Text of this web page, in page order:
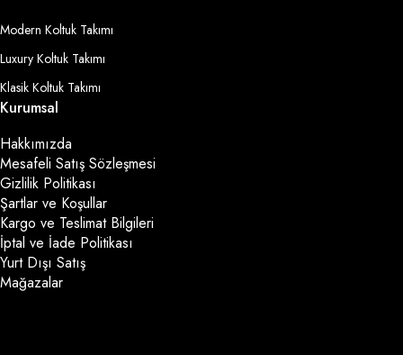
Modern Koltuk Takımı
Luxury Koltuk Takımı
Klasik Koltuk Takımı
Kurumsal
Hakkımızda
Mesafeli Satış Sözleşmesi
Gizlilik Politikası
Şartlar ve Koşullar
Kargo ve Teslimat Bilgileri
İptal ve İade Politikası
Yurt Dışı Satış
Mağazalar